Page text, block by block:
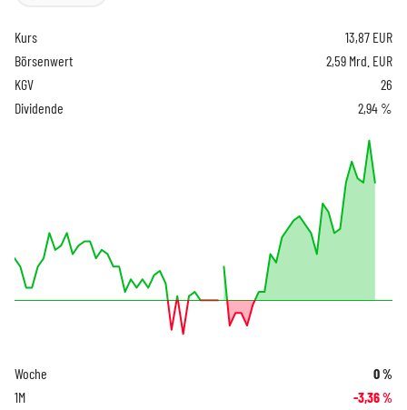
Kurs 13,87 EUR
Börsenwert
2,59 Mrd. EUR
KGV
26
Dividende
2,94 %
Woche 0%
1M -3,36%